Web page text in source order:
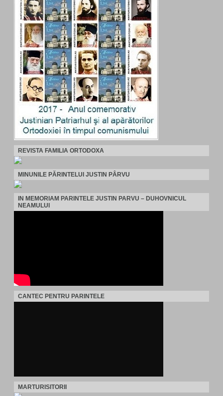
REVISTA FAMILIA ORTODOXA
MINUNILE PĂRINTELUI JUSTIN PÂRVU
IN MEMORIAM PARINTELE JUSTIN PARVU – DUHOVNICUL
NEAMULUI
CANTEC PENTRU PARINTELE
MARTURISITORII